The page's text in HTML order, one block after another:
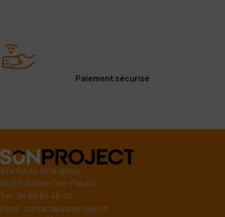
Paiement sécurisé
474 Route de la grave
84210, Althen-Des-Paluds
Tel : 04 65 84 46 45
Email : contact@sunproject.fr